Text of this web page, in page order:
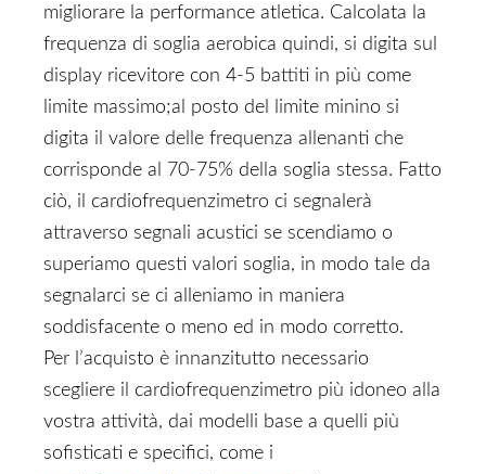
migliorare la performance atletica. Calcolata la
frequenza di soglia aerobica quindi, si digita sul
display ricevitore con 4-5 battiti in più come
limite massimo;al posto del limite minino si
digita il valore delle frequenza allenanti che
corrisponde al 70-75% della soglia stessa. Fatto
ciò, il cardiofrequenzimetro ci segnalerà
attraverso segnali acustici se scendiamo o
superiamo questi valori soglia, in modo tale da
segnalarci se ci alleniamo in maniera
soddisfacente o meno ed in modo corretto.
Per l’acquisto è innanzitutto necessario
scegliere il cardiofrequenzimetro più idoneo alla
vostra attività, dai modelli base a quelli più
sofisticati e specifici, come i